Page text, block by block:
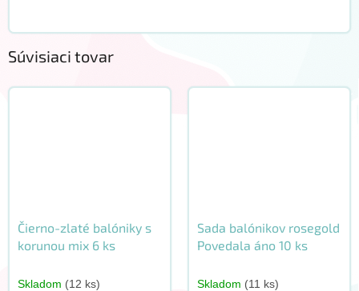
Súvisiaci tovar
Čierno-zlaté balóniky s
korunou mix 6 ks
Skladom (12 ks)
Sada balónikov rosegold
Povedala áno 10 ks
Skladom (11 ks)